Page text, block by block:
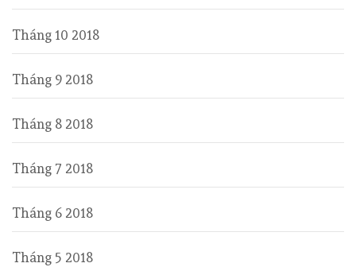
Tháng 10 2018
Tháng 9 2018
Tháng 8 2018
Tháng 7 2018
Tháng 6 2018
Tháng 5 2018